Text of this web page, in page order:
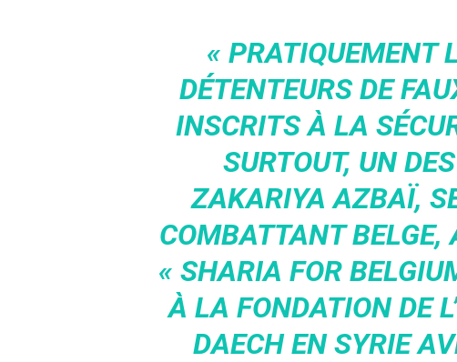
« PRATIQUEMENT
DÉTENTEURS DE
INSCRITS À LA
SURTOUT, UN
ZAKARIYA AZBAÏ,
COMBATTANT
« SHARIA FOR
À LA FONDATION DE
DAECH EN SYRIE